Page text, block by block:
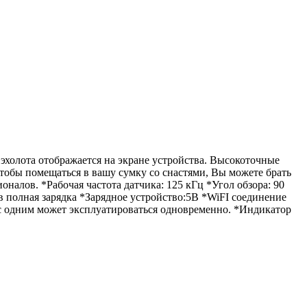
отображается на экране устройства. Высокоточные
помещаться в вашу сумку со снастями, Вы можете брать
*Рабочая частота датчика: 125 кГц *Угол обзора: 90
зарядка *Зарядное устройство:5В *WiFI соединение
может эксплуатироваться одновременно. *Индикатор